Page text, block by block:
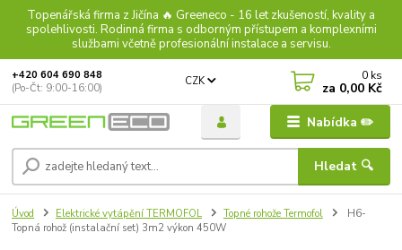
Topenářská firma z Jičína 🔥 Greeneco - 16 let zkušeností, kvality a
spolehlivosti. Rodinná firma s odborným přístupem a komplexními
službami včetně profesionální instalace a servisu.
Nabídka ✏️
CZK
Hledat 🔍
+420 604 690 848
(Po-Čt: 9:00-16:00)
0 ks
za 0,00 Kč
Úvod Elektrické vytápění TERMOFOL Topné rohože Termofol
H6-
Topná rohož (instalační set) 3m2 výkon 450W